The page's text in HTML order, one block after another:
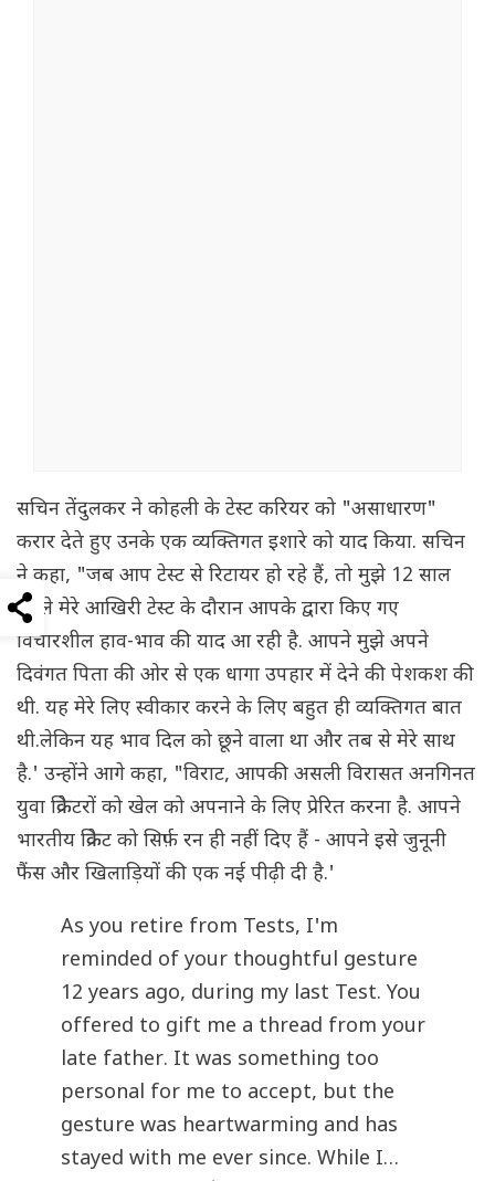
सचिन तेंदुलकर ने कोहली के टेस्ट करियर को "असाधारण"
करार देते हुए उनके एक व्यक्तिगत इशारे को याद किया. सचिन
ने कहा, "जब आप टेस्ट से रिटायर हो रहे हैं, तो मुझे 12 साल
पहले मेरे आखिरी टेस्ट के दौरान आपके द्वारा किए गए
विचारशील हाव-भाव की याद आ रही है. आपने मुझे अपने
दिवंगत पिता की ओर से एक धागा उपहार में देने की पेशकश की
थी. यह मेरे लिए स्वीकार करने के लिए बहुत ही व्यक्तिगत बात
थी.लेकिन यह भाव दिल को छूने वाला था और तब से मेरे साथ
है.' उन्होंने आगे कहा, "विराट, आपकी असली विरासत अनगिनत
युवा क्रिकेटरों को खेल को अपनाने के लिए प्रेरित करना है. आपने
भारतीय क्रिकेट को सिर्फ़ रन ही नहीं दिए हैं - आपने इसे जुनूनी
फैंस और खिलाड़ियों की एक नई पीढ़ी दी है.'
As you retire from Tests, I'm
reminded of your thoughtful gesture
12 years ago, during my last Test. You
offered to gift me a thread from your
late father. It was something too
personal for me to accept, but the
gesture was heartwarming and has
stayed with me ever since. While I…